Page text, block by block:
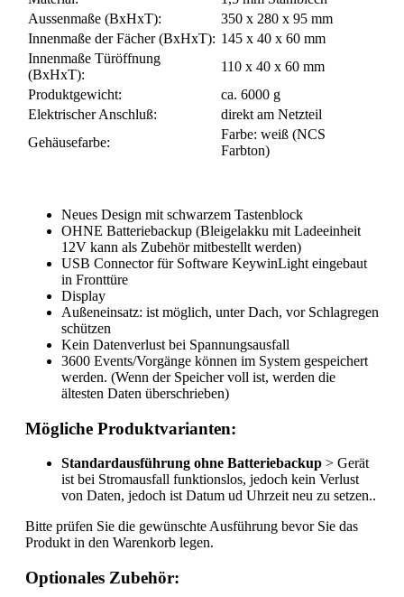
Aussenmaße (BxHxT):
350 x 280 x 95 mm
Innenmaße der Fächer (BxHxT): 145 x 40 x 60 mm
Innenmaße Türöffnung
(BxHxT):
110 x 40 x 60 mm
Produktgewicht:
ca. 6000 g
Elektrischer Anschluß:
direkt am Netzteil
Gehäusefarbe:
Farbe: weiß (NCS
Farbton)
Neues Design mit schwarzem Tastenblock
OHNE Batteriebackup (Bleigelakku mit Ladeeinheit
12V kann als Zubehör mitbestellt werden)
USB Connector für Software KeywinLight eingebaut
in Fronttüre
Display
Außeneinsatz: ist möglich, unter Dach, vor Schlagregen
schützen
Kein Datenverlust bei Spannungsausfall
3600 Events/Vorgänge können im System gespeichert
werden. (Wenn der Speicher voll ist, werden die
ältesten Daten überschrieben)
Mögliche Produktvarianten:
Standardausführung ohne Batteriebackup > Gerät
ist bei Stromausfall funktionslos, jedoch kein Verlust
von Daten, jedoch ist Datum ud Uhrzeit neu zu setzen..
Bitte prüfen Sie die gewünschte Ausführung bevor Sie das
Produkt in den Warenkorb legen.
Optionales Zubehör: